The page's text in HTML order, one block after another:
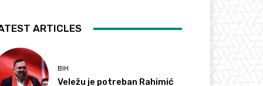
ARTICLES
BIH
Veležu je potreban Rahimić